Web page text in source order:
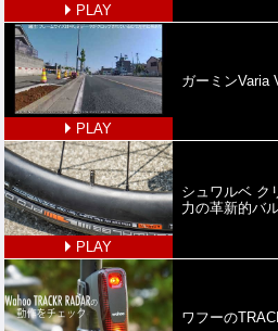
PLAY
PLAY
ガーミンVaria
PLAY
シュワルベ
力の革新的バ
ワフーの